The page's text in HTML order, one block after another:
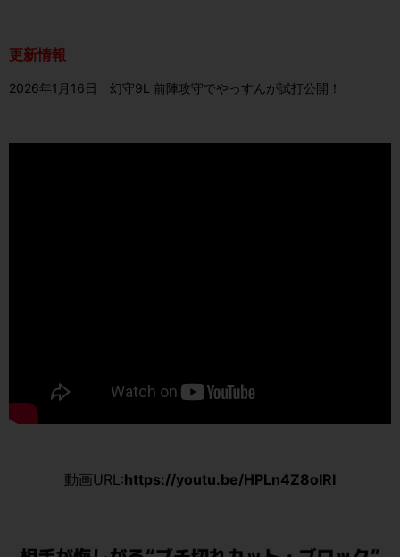
更新情報
2026年1月16日 幻守9L 前陣攻守でやっすんが試打公開！
動画URL:https://youtu.be/HPLn4Z8oIRI